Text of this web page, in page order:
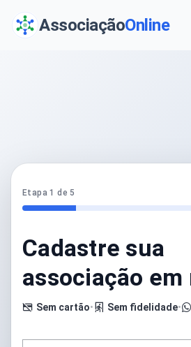
AssociaçãoOnline
Etapa 1 de 5
Cadastre sua
associação
Sem cartão• Sem fidelidade•